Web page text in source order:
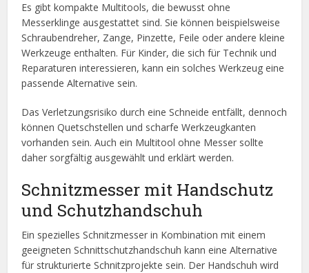
Es gibt kompakte Multitools, die bewusst ohne
Messerklinge ausgestattet sind. Sie können beispielsweise
Schraubendreher, Zange, Pinzette, Feile oder andere kleine
Werkzeuge enthalten. Für Kinder, die sich für Technik und
Reparaturen interessieren, kann ein solches Werkzeug eine
passende Alternative sein.
Das Verletzungsrisiko durch eine Schneide entfällt, dennoch
können Quetschstellen und scharfe Werkzeugkanten
vorhanden sein. Auch ein Multitool ohne Messer sollte
daher sorgfältig ausgewählt und erklärt werden.
Schnitzmesser mit Handschutz
und Schutzhandschuh
Ein spezielles Schnitzmesser in Kombination mit einem
geeigneten Schnittschutzhandschuh kann eine Alternative
für strukturierte Schnitzprojekte sein. Der Handschuh wird